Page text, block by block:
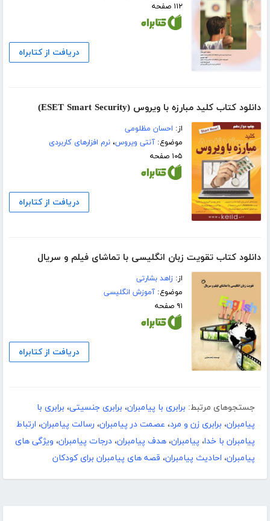
۱۱۲ صفحه
دریافت از کتابراه
دانلود کتاب کلید مبارزه با ویروس (ESET Smart Security)
از: احسان مظلومی
موضوع:آنتی ویروس،نرم افزارهای کاربردی
۱۰۵ صفحه
دریافت از کتابراه
دانلود کتاب تقویت زبان انگلیسی با تماشای فیلم و سریال
از:زاهد بشارتی
موضوع:آموزش انگلیسی
۹۱ صفحه
دریافت از کتابراه
جستجوهای مرتبط: برابری با پیامبران، برابری جنسیتی، برابری با
پیامبران، برابری زن و مرد، عصمت در پیامبران، رسالت پیامبران، ارتباط
پیامبران با خدا، پیامبران، هدف پیامبران، درجات پیامبران، ویژگی های
پیامبران، احادیث پیامبران، قصه های پیامبران برای کودکان